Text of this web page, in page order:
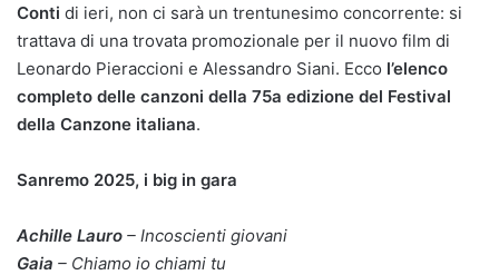
Conti di ieri, non ci sarà un trentunesimo concorrente: si
trattava di una trovata promozionale per il nuovo film di
Leonardo Pieraccioni e Alessandro Siani. Ecco l’elenco
completo delle canzoni della 75a edizione del Festival
della Canzone italiana.
Sanremo 2025, i big in gara
Achille Lauro – Incoscienti giovani
Gaia – Chiamo io chiami tu